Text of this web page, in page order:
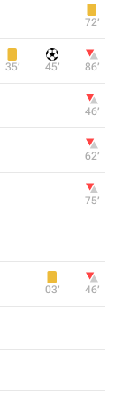
72‎’‎
35‎’‎ 45‎’‎ 86‎’‎
46‎’‎
62‎’‎
75‎’‎
03‎’‎ 46‎’‎